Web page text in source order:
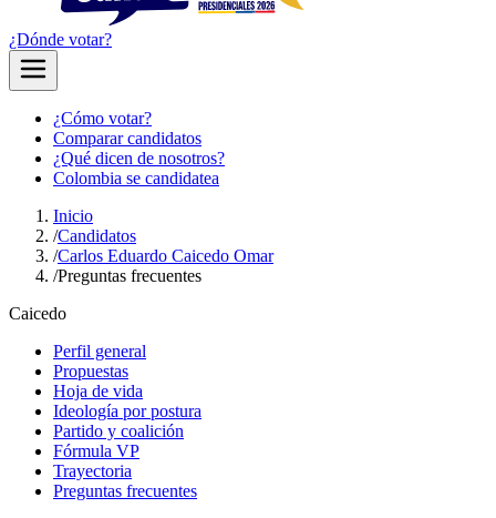
¿Dónde votar?
¿Cómo votar?
Comparar candidatos
¿Qué dicen de nosotros?
Colombia se candidatea
Inicio
/Candidatos
/Carlos Eduardo Caicedo Omar
/Preguntas frecuentes
Caicedo
Perfil general
Propuestas
Hoja de vida
Ideología por postura
Partido y coalición
Fórmula VP
Trayectoria
Preguntas frecuentes